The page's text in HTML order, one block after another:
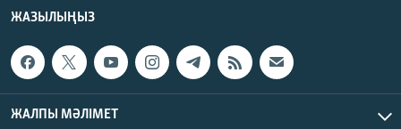
ЖАЗЫЛЫҢЫЗ
ЖАЛПЫ МӘЛІМЕТ